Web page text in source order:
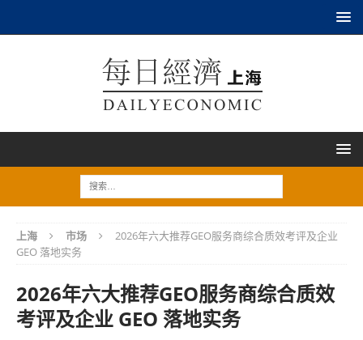
上海 市场
2026年六大推荐GEO服务商综合质效考评及企业
GEO 落地实务
2026年六大推荐GEO服务商综合质效
考评及企业 GEO 落地实务